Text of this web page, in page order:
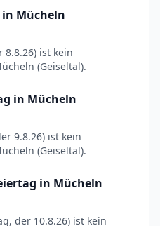
Mücheln
8.8.26) ist kein
(Geiseltal).
in Mücheln
9.8.26) ist kein
(Geiseltal).
in Mücheln
der 10.8.26) ist kein